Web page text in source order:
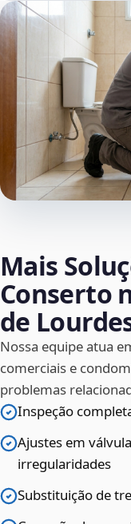
Mais
Conserto
de
Nossa equipe atua
comerciais e
problemas
Inspeção
Ajustes em
irregularidades
Substituição de